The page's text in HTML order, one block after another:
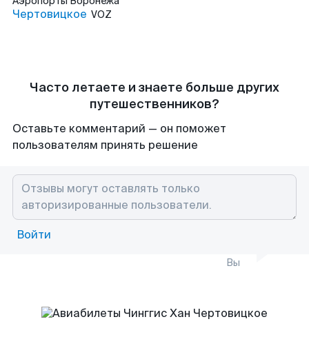
Чертовицкое VOZ
Часто летаете и знаете больше других
путешественников?
Оставьте комментарий — он поможет
пользователям принять решение
Войти
Вы